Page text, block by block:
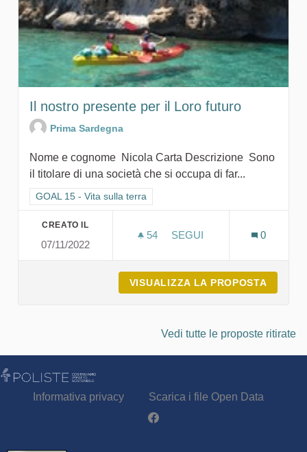
Il nostro presente per il Loro futuro
Prima Sardegna
Nome e cognome Nicola Carta Descrizione Sono
il titolare di una società che si occupa di far...
Filtra i risultati per categoria: GOAL 15 - Vita sulla terra
GOAL 15 - Vita sulla terra
CREATO IL
07/11/2022
54 54 SOSTENITORI
SEGUI
0
VISUALIZZA LA PROPOSTA
Vedi tutte le proposte ritirate
Informativa privacy
Scarica i file Open Data
Partecipa - Poliste su Facebook